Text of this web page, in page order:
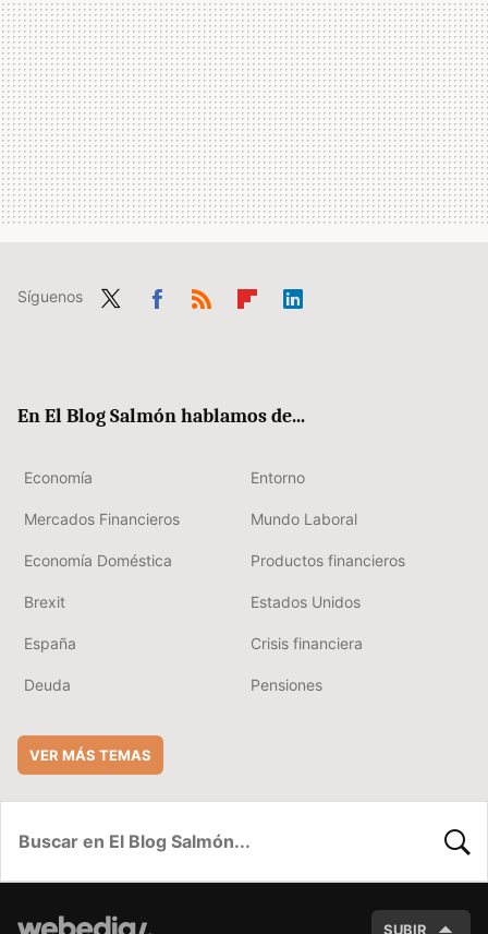
Síguenos
En El Blog Salmón hablamos de...
Economía Entorno
Mercados Financieros Mundo Laboral
Economía Doméstica Productos financieros
Brexit Estados Unidos
España Crisis financiera
Deuda Pensiones
VER MÁS TEMAS
SUBIR